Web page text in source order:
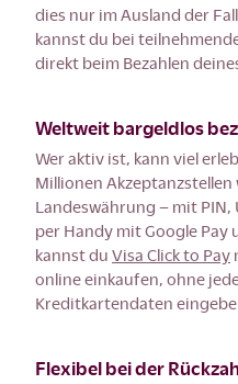
dies nur im Ausland der
kannst du bei
direkt beim Bezahlen
Weltweit bargeldlos
Wer aktiv ist, kann viel
Millionen
Landeswährung – mit
per Handy mit Google Pay
kannst du Visa Click to Pay
online einkaufen, ohne
Kreditkartendaten
Flexibel bei der